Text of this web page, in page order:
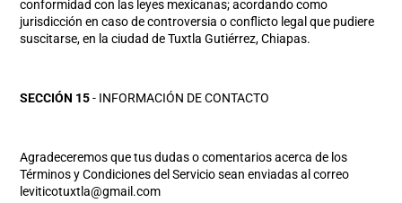
conformidad con las leyes mexicanas; acordando como
jurisdicción en caso de controversia o conflicto legal que pudiere
suscitarse, en la ciudad de Tuxtla Gutiérrez, Chiapas.
SECCIÓN 15- INFORMACIÓN DE CONTACTO
Agradeceremos que tus dudas o comentarios acerca de los
Términos y Condiciones del Servicio sean enviadas al correo
leviticotuxtla@gmail.com